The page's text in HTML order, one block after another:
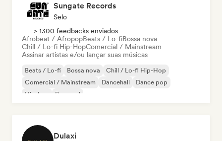
Sungate Records
Selo
> 1300 feedbacks enviados
Afrobeat / AfropopBeats / Lo-fiBossa nova
Chill / Lo-fi Hip-HopComercial / Mainstream
Assinar artistas e/ou lançar suas músicas
Beats / Lo-fi Bossa nova
Chill / Lo-fi Hip-Hop
Comercial / Mainstream
Dancehall
Dance pop
Hip-hop
Pop soul
Dulaxi